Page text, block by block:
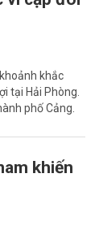
khắc
tại Hải Phòng.
phố Cảng.
khiến